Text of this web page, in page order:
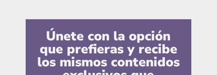
Únete con la opción
que prefieras y recibe
los mismos contenidos